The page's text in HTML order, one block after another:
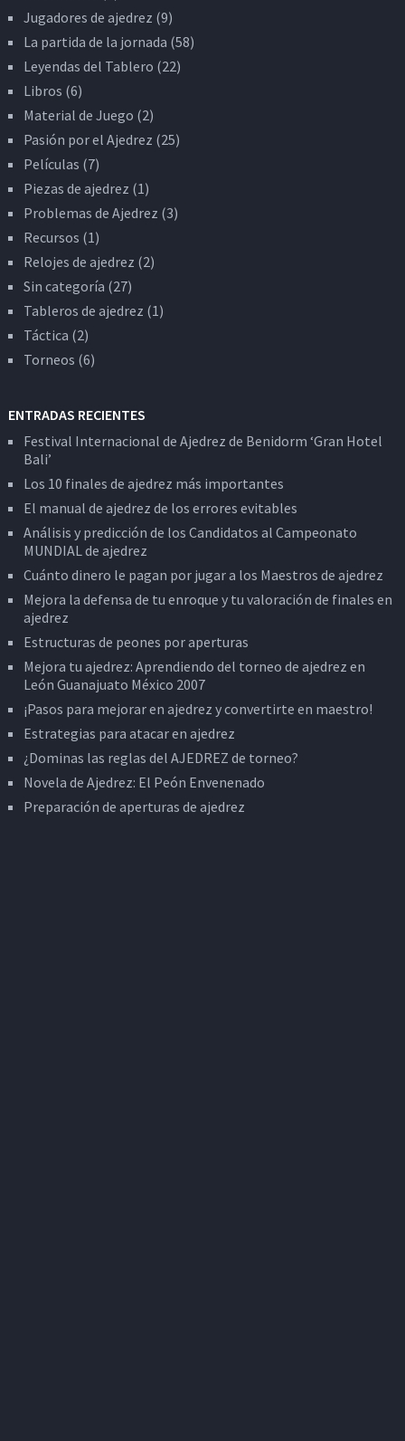
Jugadores de ajedrez (9)
La partida de la jornada (58)
Leyendas del Tablero (22)
Libros (6)
Material de Juego (2)
Pasión por el Ajedrez (25)
Películas (7)
Piezas de ajedrez (1)
Problemas de Ajedrez (3)
Recursos (1)
Relojes de ajedrez (2)
Sin categoría (27)
Tableros de ajedrez (1)
Táctica (2)
Torneos (6)
ENTRADAS RECIENTES
Festival Internacional de Ajedrez de Benidorm ‘Gran Hotel
Bali’
Los 10 finales de ajedrez más importantes
El manual de ajedrez de los errores evitables
Análisis y predicción de los Candidatos al Campeonato
MUNDIAL de ajedrez
Cuánto dinero le pagan por jugar a los Maestros de ajedrez
Mejora la defensa de tu enroque y tu valoración de finales en
ajedrez
Estructuras de peones por aperturas
Mejora tu ajedrez: Aprendiendo del torneo de ajedrez en
León Guanajuato México 2007
¡Pasos para mejorar en ajedrez y convertirte en maestro!
Estrategias para atacar en ajedrez
¿Dominas las reglas del AJEDREZ de torneo?
Novela de Ajedrez: El Peón Envenenado
Preparación de aperturas de ajedrez